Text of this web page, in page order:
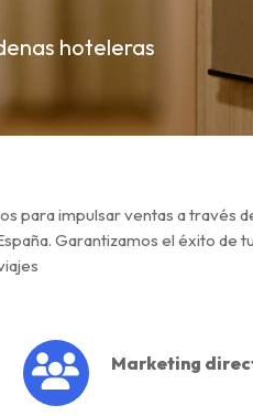
hoteleras
para impulsar ventas a través
Garantizamos el éxito de
Marketing